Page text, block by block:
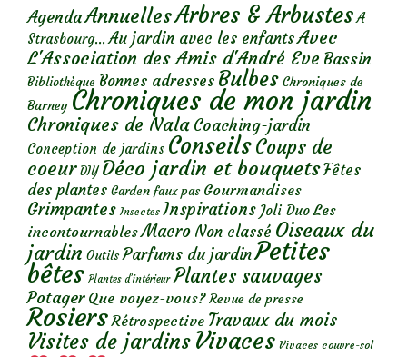
AgendaAnnuellesArbres & Arbustes A
Strasbourg... Au jardin avec les enfantsAvec
L'Association des Amis d'André Eve Bassin
Bibliothèque Bonnes adresses Bulbes Chroniques de
Barney Chroniques de mon jardin
Chroniques de Nala Coaching-jardin
Conception de jardins ConseilsCoups de
coeur DIY Déco jardin et bouquetsFêtes
des plantes Garden faux pas Gourmandises
Grimpantes Insectes Inspirations Joli Duo Les
incontournables Macro Non classé Oiseaux du
jardin Outils Parfums du jardinPetites
bêtes Plantes d’intérieur Plantes sauvages
Potager Que voyez-vous? Revue de presse
Rosiers Rétrospective Travaux du mois
Visites de jardins Vivaces Vivaces couvre-sol